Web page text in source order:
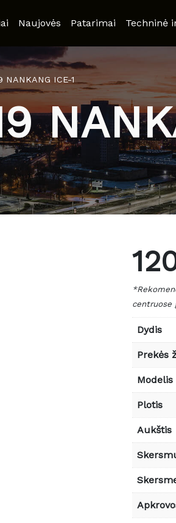
Naujovės Patarimai Techninė
NANKANG ICE-1
centruose
Dydis
Prekės
Modelis
Plotis
Aukštis